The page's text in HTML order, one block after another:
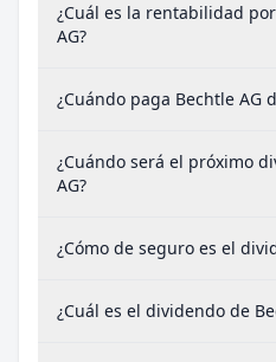
¿Cuál es la rentabilidad
AG?
¿Cuándo paga Bechtle AG
¿Cuándo será el próximo
AG?
¿Cómo de seguro es el
¿Cuál es el dividendo de